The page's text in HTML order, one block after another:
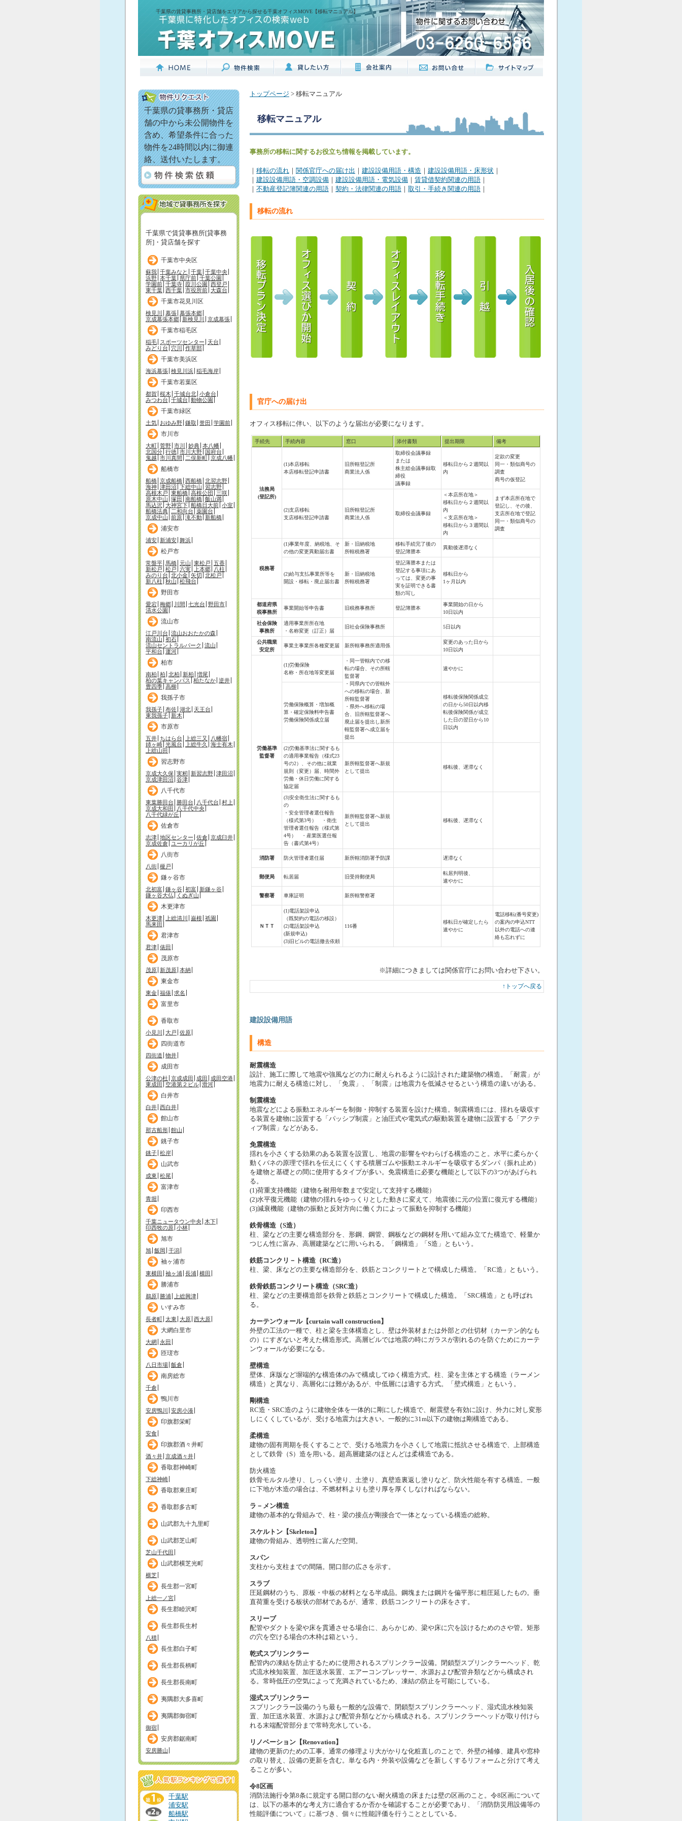
千葉県の賃貸事務所・貸店舗をエリアから探せる千葉オフィスMOVE【移転マニュアル】
千葉県の貸事務所・貸店
舗の中から未公開物件を
含め、希望条件に合った
物件を24時間以内に御連
絡、送付いたします。
千葉県で賃貸事務所[貸事務
所]・貸店舗を探す
千葉市中央区
蘇我 千葉みなと 千葉 千葉中央
浜野 本千葉 県庁前 千葉公園
学園前 千葉寺 葭川公園
西登戸
東千葉 西千葉 市役所前 大森台
千葉市花見川区
検見川 幕張 幕張本郷
京成幕張本郷 新検見川 京成幕張
千葉市稲毛区
稲毛 スポーツセンター
天台
みどり台 穴川 作草部
千葉市美浜区
海浜幕張 検見川浜 稲毛海岸
千葉市若葉区
都賀 桜木 千城台北 小倉台
みつわ台 千城台 動物公園
千葉市緑区
土気 おゆみ野 鎌取 誉田 学園前
市川市
大町 菅野 市川 妙典 本八幡
北国分 行徳 市川大野
国府台
鬼越 市川真間 二俣新町 京成八幡
船橋市
船橋 京成船橋 西船橋 北習志野
海神 津田沼 下総中山 習志野
高根木戸 東船橋 高根公団
三咲
原木中山 塚田 南船橋 飯山満
馬込沢 大神宮下 船橋日大前 小室
船橋法典 二和向台 薬園台
京成中山 前原 滝不動 新船橋
浦安市
浦安 新浦安 舞浜
松戸市
常盤平 馬橋 元山 東松戸 五香
新松戸 松戸 六実 上本郷
八柱
みのり台 北小金 矢切 北松戸
新八柱 秋山 松飛台
野田市
愛宕 梅郷 川間 七光台 野田市
清水公園
流山市
江戸川台 流山おおたかの森
南流山 初石
流山セントラルパーク
流山
平和台 運河
柏市
南柏 柏 北柏 新柏 増尾
柏の葉キャンパス
柏たなか 逆井
豊四季 高柳
我孫子市
我孫子 布佐 湖北 天王台
東我孫子 新木
市原市
五井 ちはら台 上総三又
八幡宿
姉ヶ崎 光風台 上総牛久
海士有木
上総山田
習志野市
京成大久保 実籾 新習志野 津田沼
京成津田沼 谷津
八千代市
東葉勝田台 勝田台 八千代台 村上
京成大和田
八千代中央
八千代緑が丘
佐倉市
志津 地区センター 佐倉 京成臼井
京成佐倉
ユーカリが丘
八街市
八街 榎戸
鎌ヶ谷市
北初富 鎌ヶ谷 初富
新鎌ヶ谷
鎌ヶ谷大仏
くぬぎ山
木更津市
木更津 上総清川 巌根 祇園
馬来田
君津市
君津 俵田
茂原市
茂原 新茂原 本納
東金市
東金 福俵 求名
富里市
香取市
小見川 大戸 佐原
四街道市
四街道 物井
成田市
公津の杜 京成成田 成田
成田空港
東成田
空港第２ビル 滑河
白井市
白井 西白井
館山市
那古船形 館山
銚子市
銚子 松岸
山武市
成東 松尾
富津市
青堀
印西市
千葉ニュータウン中央 木下
印西牧の原 小林
旭市
旭 飯岡 干潟
袖ヶ浦市
東横田 袖ヶ浦 長浦 横田
勝浦市
鵜原 勝浦 上総興津
いすみ市
長者町 太東 大原 西大原
大網白里市
大網 永田
匝瑳市
八日市場 飯倉
南房総市
千倉
鴨川市
安房鴨川 安房小湊
印旗郡栄町
安食
印旗郡酒々井町
酒々井 京成酒々井
香取郡神崎町
下総神崎
香取郡東庄町
香取郡多古町
山武郡九十九里町
山武郡芝山町
芝山千代田
山武郡横芝光町
横芝
長生郡一宮町
上総一ノ宮
長生郡睦沢町
長生郡長生村
八積
長生郡白子町
長生郡長柄町
長生郡長南町
夷隅郡大多喜町
夷隅郡御宿町
御宿
安房郡鋸南町
安房勝山
千葉駅
浦安駅
船橋駅
トップページ > 移転マニュアル
移転マニュアル
事務所の移転に関するお役立ち情報を掲載しています。
移転の流れ 関係官庁への届け出 建設設備用語・構造 建設設備用語・床形状
建設設備用語・空調設備 建設設備用語・電気設備 賃貸借契約関連の用語
不動産登記簿関連の用語 契約・法律関連の用語 取引・手続き関連の用語
移転の流れ
官庁への届け出
オフィス移転に伴い、以下のような届出が必要になります。
手続先 手続内容 窓口 添付書類 提出期限 備考
法務局
(登記所)
(1)本店移転
本店移転登記申請書
旧所轄登記所
商業法人係
取締役会議事録
または
株主総会議事録取
締役
議事録
移転日から２週間以
内
定款の変更
同一・類似商号の
調査
商号の仮登記
(2)支店移転
支店移転登記申請書
旧所轄登記所
商業法人係
取締役会議事録
＜本店所在地＞
移転日から２週間以
内
＜支店所在地＞
移転日から３週間以
内
まず本店所在地で
登記し、その後、
支店所在地で登記
同一・類似商号の
調査
税務署
(1)事業年度、納税地、そ
の他の変更異動届出書
新・旧納税地
所轄税務署
移転手続完了後の
登記簿謄本
異動後遅滞なく
(2)給与支払事業所等を
開設・移転・廃止届出書
新・旧納税地
所轄税務署
登記薄謄本または
登記する事項にあ
っては、変更の事
実を証明できる書
類の写し
移転日から
1ヶ月以内
都道府県
税事務所
事業開始等申告書 旧税務事務所 登記簿謄本
事業開始の日から
10日以内
社会保険
事務所
適用事業所所在地
・名称変更（訂正）届
旧社会保険事務所 5日以内
公共職業
安定所
事業主事業所各種変更届 新所轄事務所適用係
変更のあった日から
10日以内
労働基準
監督署
(1)労働保険
名称・所在地等変更届
・同一管轄内での移
転の場合、その所轄
監督署
・同県内での管轄外
への移転の場合、新
所轄監督署
・県外へ移転の場
合、旧所轄監督署へ
廃止届を提出し新所
轄監督署へ成立届を
提出
速やかに
労働保険概算・増加概
算・確定保険料申告書
労働保険関係成立届
移転後保険関係成立
の日から50日以内移
転後保険関係が成立
した日の翌日から10
日以内
(2)労働基準法に関するも
の適用事業報告（様式23
号の2）、その他に就業
規則（変更）届、時間外
労働・休日労働に関する
協定届
新所轄監督署へ新規
として提出
移転後、遅滞なく
(3)安全衛生法に関するも
の
・安全管理者選任報告
（様式第3号） ・衛生
管理者選任報告（様式第
4号） ・産業医選任報
告（書式第4号）
新所轄監督署へ新規
として提出
移転後、遅滞なく
消防署 防火管理者選任届 新所轄消防署予防課 遅滞なく
郵便局 転居届 旧受持郵便局
転居判明後、
速やかに
警察署 車庫証明 新所轄警察署
ＮＴＴ
(1)電話架設申込
（既契約の電話の移設）
(2)電話架設申込
(新規申込)
(3)旧ビルの電話撤去依頼
116番
移転日が確定したら
速やかに
電話移転(番号変更)
の案内の申込NTT
以外の電話への連
絡も忘れずに
※詳細につきましては関係官庁にお問い合わせ下さい。
↑トップへ戻る
建設設備用語
構造
耐震構造
設計、施工に際して地震や強風などの力に耐えられるように設計された建築物の構造。「耐震」が
地震力に耐える構造に対し、「免震」、「制震」は地震力を低減させるという構造の違いがある。
制震構造
地震などによる振動エネルギーを制御・抑制する装置を設けた構造。制震構造には、揺れを吸収す
る装置を建物に設置する「パッシブ制震」と油圧式や電気式の駆動装置を建物に設置する「アクテ
ィブ制震」などがある。
免震構造
揺れを小さくする効果のある装置を設置し、地震の影響をやわらげる構造のこと。水平に柔らかく
動くバネの原理で揺れを伝えにくくする積層ゴムや振動エネルギーを吸収するダンパ（振れ止め）
を建物と基礎との間に使用するタイプが多い。免震構造に必要な機能として以下の3つがあげられ
る。
(1)荷重支持機能（建物を耐用年数まで安定して支持する機能）
(2)水平復元機能（建物の揺れをゆっくりとした動きに変えて、地震後に元の位置に復元する機能）
(3)減衰機能（建物の振動と反対方向に働く力によって振動を抑制する機能）
鉄骨構造（S造）
柱、梁などの主要な構造部分を、形鋼、鋼管、鋼板などの鋼材を用いて組み立てた構造で、軽量か
つじん性に富み、高層建築などに用いられる。「鋼構造」「S造」ともいう。
鉄筋コンクリ－ト構造（RC造）
柱、梁、床などの主要な構造部分を、鉄筋とコンクリートとで構成した構造。「RC造」ともいう。
鉄骨鉄筋コンクリート構造（SRC造）
柱、梁などの主要構造部を鉄骨と鉄筋とコンクリートで構成した構造。「SRC構造」とも呼ばれ
る。
カーテンウォール【curtain wall construction】
外壁の工法の一種で、柱と梁を主体構造とし、壁は外装材または外部との仕切材（カーテン的なも
の）にすぎないと考えた構造形式。高層ビルでは地震の時にガラスが割れるのを防ぐためにカーテ
ンウォールが必要になる。
壁構造
壁体、床版など塀端的な構造体のみで構成してゆく構造方式。柱、梁を主体とする構造（ラーメン
構造）と異なり、高層化には難があるが、中低層には適する方式。「壁式構造」ともいう。
剛構造
RC造・SRC造のように建物全体を一体的に剛にした構造で、耐震壁を有効に設け、外力に対し変形
しにくくしているが、受ける地震力は大きい。一般的に31m以下の建物は剛構造である。
柔構造
建物の固有周期を長くすることで、受ける地震力を小さくして地震に抵抗させる構造で、上部構造
として鉄骨（S）造を用いる。超高層建築のほとんどは柔構造である。
防火構造
鉄骨モルタル塗り、しっくい塗り、土塗り、真壁造裏返し塗りなど、防火性能を有する構造。一般
に下地が木造の場合は、不燃材料よりも塗り厚を厚くしなければならない。
ラ－メン構造
建物の基本的な骨組みで、柱・梁の接点が剛接合で一体となっている構造の総称。
スケルトン【Skeleton】
建物の骨組み、透明性に富んだ空間。
スパン
支柱から支柱までの間隔。開口部の広さを示す。
スラブ
圧延鋼材のうち、原板・中板の材料となる半成品。鋼塊または鋼片を偏平形に粗圧延したもの。垂
直荷重を受ける板状の部材であるが、通常、鉄筋コンクリートの床をさす。
スリーブ
配管やダクトを梁や床を貫通させる場合に、あらかじめ、梁や床に穴を設けるためのさや管。矩形
の穴を空ける場合の木枠は箱という。
乾式スプリンクラー
配管内の凍結を防止するために使用されるスプリンクラー設備。閉鎖型スプリンクラーヘッド、乾
式流水検知装置、加圧送水装置、エアーコンプレッサー、水源および配管弁類などから構成され
る。常時低圧の空気によって充満されているため、凍結の防止を可能にしている。
湿式スプリンクラー
スプリンクラー設備のうち最も一般的な設備で、閉鎖型スプリンクラーヘッド、湿式流水検知装
置、加圧送水装置、水源および配管弁類などから構成される。スプリンクラーヘッドが取り付けら
れる末端配管部分まで常時充水している。
リノベーション【Renovation】
建物の更新のための工事。通常の修理より大がかりな化粧直しのことで、外壁の補修、建具や窓枠
の取り替え、設備の更新を含む。単なる内・外装や設備などを新しくするリフォームと分けて考え
ることが多い。
令8区画
消防法施行令第8条に規定する開口部のない耐火構造の床または壁の区画のこと。令8区画について
は、以下の基本的な考え方に適合するか否かを確認することが必要であり、「消防防災用設備等の
性能評価について」に基づき、個々に性能評価を行うこととしている。